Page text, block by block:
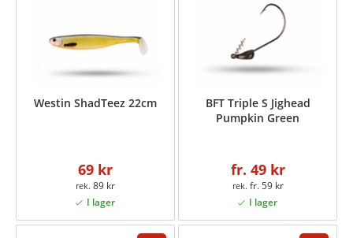
Westin ShadTeez 22cm
69 kr
89 kr
BFT Triple S Jighead
Pumpkin Green
fr. 49 kr
fr. 59 kr